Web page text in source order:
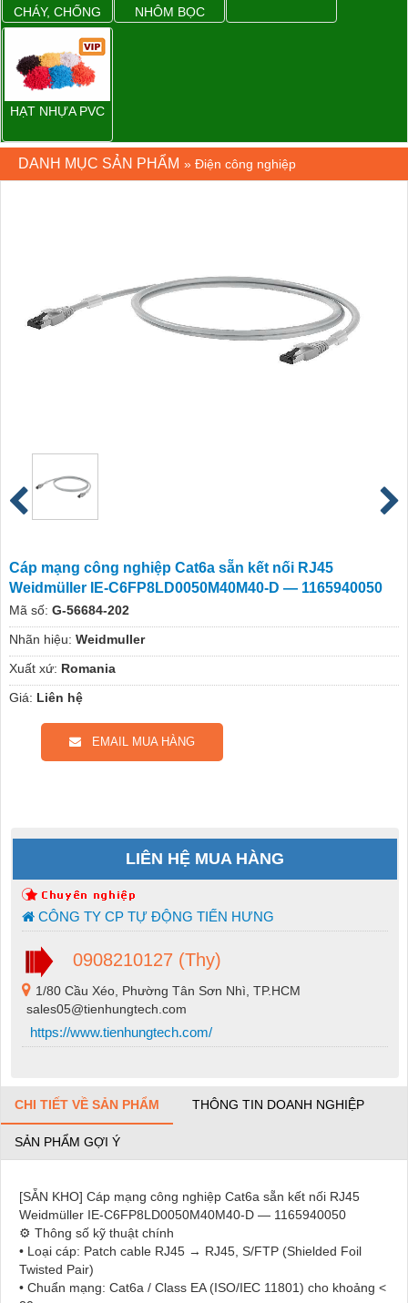
CHÁY, CHỐNG
CHÁY
NHÔM BỌC
HẠT NHỰA PVC
DANH MỤC SẢN PHẨM » Điện công nghiệp
Cáp mạng công nghiệp Cat6a sẵn kết nối RJ45
Weidmüller IE-C6FP8LD0050M40M40-D — 1165940050
Mã số: G-56684-202
Nhãn hiệu: Weidmuller
Xuất xứ: Romania
Giá: Liên hệ
EMAIL MUA HÀNG
LIÊN HỆ MUA HÀNG
CÔNG TY CP TỰ ĐỘNG TIẾN HƯNG
0908210127 (Thy)
1/80 Cầu Xéo, Phường Tân Sơn Nhì, TP.HCM
sales05@tienhungtech.com
https://www.tienhungtech.com/
CHI TIẾT VỀ SẢN PHẨM THÔNG TIN DOANH NGHIỆP
SẢN PHẨM GỢI Ý
[SẴN KHO] Cáp mạng công nghiệp Cat6a sẵn kết nối RJ45
Weidmüller IE-C6FP8LD0050M40M40-D — 1165940050
⚙️ Thông số kỹ thuật chính
• Loại cáp: Patch cable RJ45 → RJ45, S/FTP (Shielded Foil
Twisted Pair)
• Chuẩn mạng: Cat6a / Class EA (ISO/IEC 11801) cho khoảng <